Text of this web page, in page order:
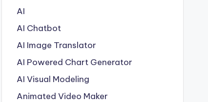
AI
AI Chatbot
AI Image Translator
AI Powered Chart Generator
AI Visual Modeling
Animated Video Maker